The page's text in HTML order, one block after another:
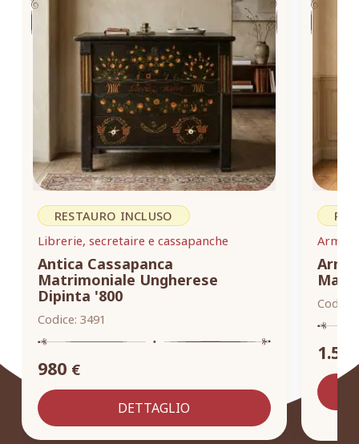
RESTAURO INCLUSO
Librerie, secretaire e cassapanche
Antica Cassapanca
Matrimoniale Ungherese
Dipinta '800
Codice: 3491
980 €
DETTAGLIO
Codice: